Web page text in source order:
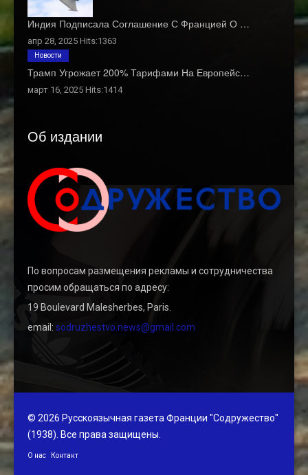
Индия Подписала Соглашение С Францией О …
апр 28, 2025 Hits:1363
Трамп Угрожает 200% Тарифами На Европейс…
март 16, 2025 Hits:1414
Новости
Об издании
По вопросам размещения рекламы и сотрудничества
просим обращаться по адресу:
19 Boulevard Malesherbes, Paris.
email: sodruzhestvo.news@gmail.com
© 2026 Русскоязычная газета Франции "Содружество"
(1938). Все права защищены.
О нас Контакт